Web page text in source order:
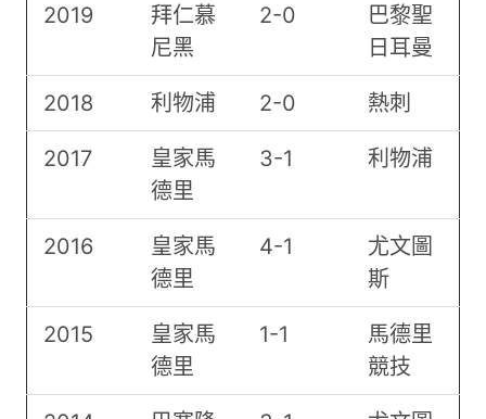
2019
拜仁慕
尼黑
2-0
巴黎聖
日耳曼
2018 利物浦 2-0 熱刺
2017
皇家馬
德里
3-1 利物浦
2016
皇家馬
德里
4-1
尤文圖
斯
2015
皇家馬
德里
1-1
馬德里
競技